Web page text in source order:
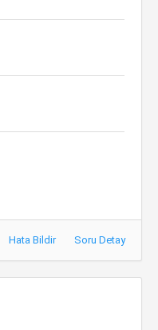
Hata Bildir Soru Detay